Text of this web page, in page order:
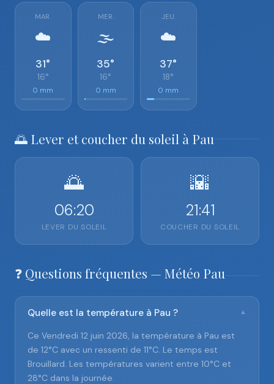
MAR.
☁️
31°
16°
0 mm
MER.
🌫️
35°
16°
0 mm
JEU.
☁️
37°
18°
0 mm
🌅 Lever et coucher du soleil à Pau
🌅
06:20
LEVER DU SOLEIL
🌇
21:41
COUCHER DU SOLEIL
❓ Questions fréquentes — Météo Pau
Quelle est la température à Pau ? ▼
Ce Vendredi 12 juin 2026, la température à Pau est
de 12°C avec un ressenti de 11°C. Le temps est
Brouillard. Les températures varient entre 10°C et
28°C dans la journée.